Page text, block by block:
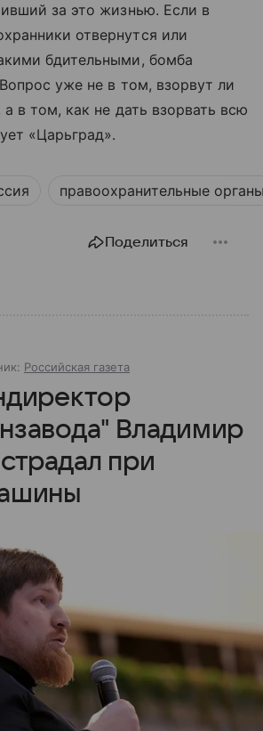
за это жизнью. Если в
отвернутся или
бдительными, бомба
уже не в том, взорвут ли
а в том, как не дать взорвать всю
«Царьград».
правоохранительные
Поделиться
Российская газета
Владимир
при